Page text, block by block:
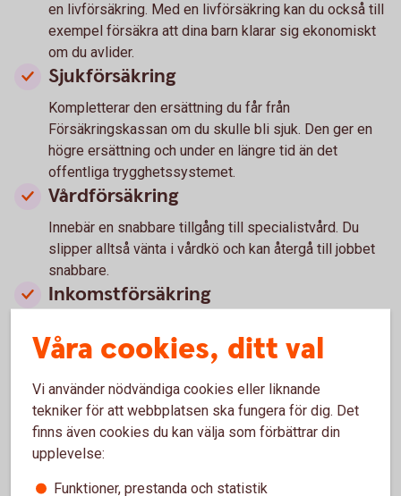
en livförsäkring. Med en livförsäkring kan du också till
exempel försäkra att dina barn klarar sig ekonomiskt
om du avlider.
Sjukförsäkring
Kompletterar den ersättning du får från
Försäkringskassan om du skulle bli sjuk. Den ger en
högre ersättning och under en längre tid än det
offentliga trygghetssystemet.
Vårdförsäkring
Innebär en snabbare tillgång till specialistvård. Du
slipper alltså vänta i vårdkö och kan återgå till jobbet
snabbare.
Inkomstförsäkring
kassan kan det vara klokt att ha en inkomstförsäkring
om du skulle bli arbetslös.
Barnförsäkring
Kan ge ersättning vid sjukdom, olycksfall och dödsfall
av barn. Det kan vara klokt att skaffa en barnförsäkring
så tidigt som möjligt och att behålla den så länge som
möjligt (ofta upp till 25 år). Vid tecknande av
Våra cookies, ditt val
Vi använder nödvändiga cookies eller liknande
tekniker för att webbplatsen ska fungera för dig. Det
finns även cookies du kan välja som förbättrar din
upplevelse:
Funktioner, prestanda och statistik